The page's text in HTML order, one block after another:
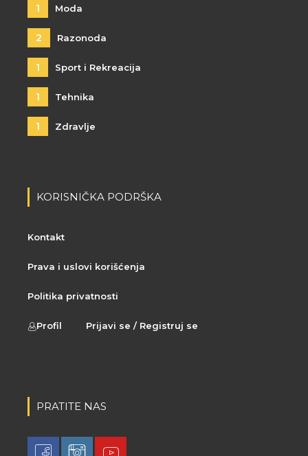
1 Moda
2 Razonoda
1 Sport i Rekreacija
1 Tehnika
1 Zdravlje
KORISNIČKA PODRŠKA
Kontakt
Prava i uslovi korišćenja
Politika privatnosti
Profil Prijavi se / Registruj se
PRATITE NAS